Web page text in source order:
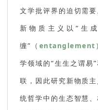
文学批评界的迫切需
新物质主义以“生
缠” （entanglement
学领域的“生生之谓易
联，因此研究新物质
统哲学中的生态智慧